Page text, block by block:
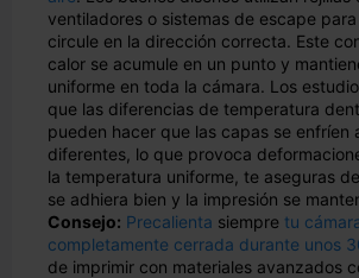
ventiladores o sistemas de escape
circule en la dirección correcta. Este
calor se acumule en un punto y
uniforme en toda la cámara. Los
que las diferencias de temperatura
pueden hacer que las capas se enfríen
diferentes, lo que provoca
la temperatura uniforme, te aseguras
se adhiera bien y la impresión se
Consejo: Precalienta siempre tu
completamente cerrada durante unos
de imprimir con materiales avanzados